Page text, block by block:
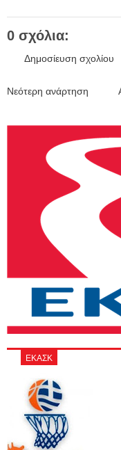
0 σχόλια:
Δημοσίευση σχολίου
Νεότερη ανάρτηση
ΕΚΑΣΚ